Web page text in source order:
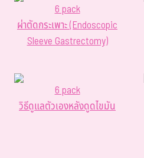
6 pack
ผ่าตัดกระเพาะ (Endoscopic
Sleeve Gastrectomy)
6 pack
วิธีดูแลตัวเองหลังดูดไขมัน